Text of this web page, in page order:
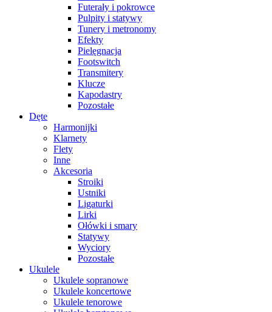
Futerały i pokrowce
Pulpity i statywy
Tunery i metronomy
Efekty
Pielęgnacja
Footswitch
Transmitery
Klucze
Kapodastry
Pozostałe
Dęte
Harmonijki
Klarnety
Flety
Inne
Akcesoria
Stroiki
Ustniki
Ligaturki
Lirki
Ołówki i smary
Statywy
Wyciory
Pozostałe
Ukulele
Ukulele sopranowe
Ukulele koncertowe
Ukulele tenorowe